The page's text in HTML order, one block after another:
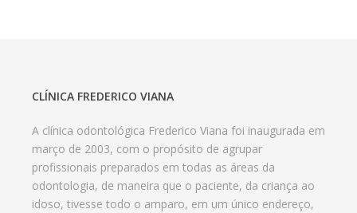
CLÍNICA FREDERICO VIANA
A clínica odontológica Frederico Viana foi inaugurada em
março de 2003, com o propósito de agrupar
profissionais preparados em todas as áreas da
odontologia, de maneira que o paciente, da criança ao
idoso, tivesse todo o amparo, em um único endereço,